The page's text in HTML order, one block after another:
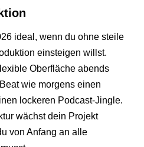
ideal, wenn du ohne steile
einsteigen willst.
Oberfläche abends
wie morgens einen
lockeren Podcast-Jingle.
wächst dein Projekt
von Anfang an alle